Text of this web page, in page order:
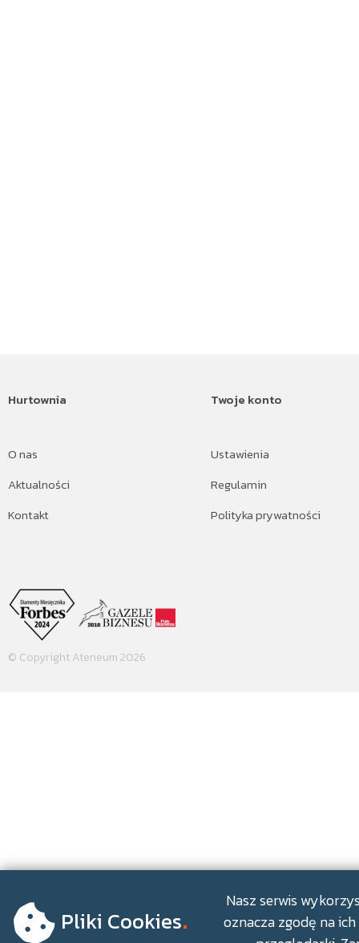
Hurtownia
O nas
Aktualności
Kontakt
Twoje konto
Ustawienia
Regulamin
Polityka prywatności
© Copyright Ateneum 2026
Pliki Cookies.
Nasz serwis
oznacza zgodę na